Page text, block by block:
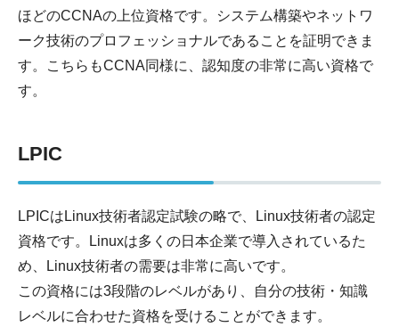
ほどのCCNAの上位資格です。システム構築やネットワ
ーク技術のプロフェッショナルであることを証明できま
す。こちらもCCNA同様に、認知度の非常に高い資格で
す。
LPIC
LPICはLinux技術者認定試験の略で、Linux技術者の認定
資格です。Linuxは多くの日本企業で導入されているた
め、Linux技術者の需要は非常に高いです。
この資格には3段階のレベルがあり、自分の技術・知識
レベルに合わせた資格を受けることができます。